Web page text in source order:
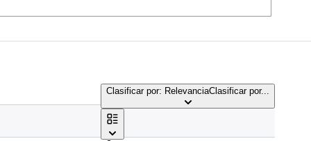
Clasificar por: RelevanciaClasificar por...